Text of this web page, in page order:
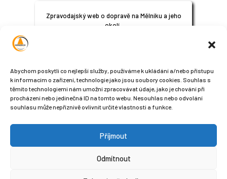
Abychom poskytli co nejlepší služby, používáme k ukládání a/nebo přístupu
k informacím o zařízení, technologie jako jsou soubory cookies. Souhlas s
těmito technologiemi nám umožní zpracovávat údaje, jako je chování při
procházení nebo jedinečná ID na tomto webu. Nesouhlas nebo odvolání
souhlasu může nepříznivě ovlivnit určité vlastnosti a funkce.
Příjmout
Odmítnout
Zpravodajský web o dopravě na Mělníku a jeho
okolí.
Sledujte nás na sociálních sítích